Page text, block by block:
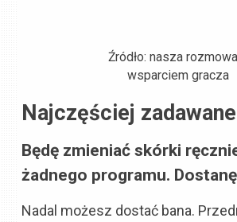
Źródło: nasza
wsparciem gracza
Najczęściej
Będę zmieniać skórki
żadnego programu.
Nadal możesz dostać bana.